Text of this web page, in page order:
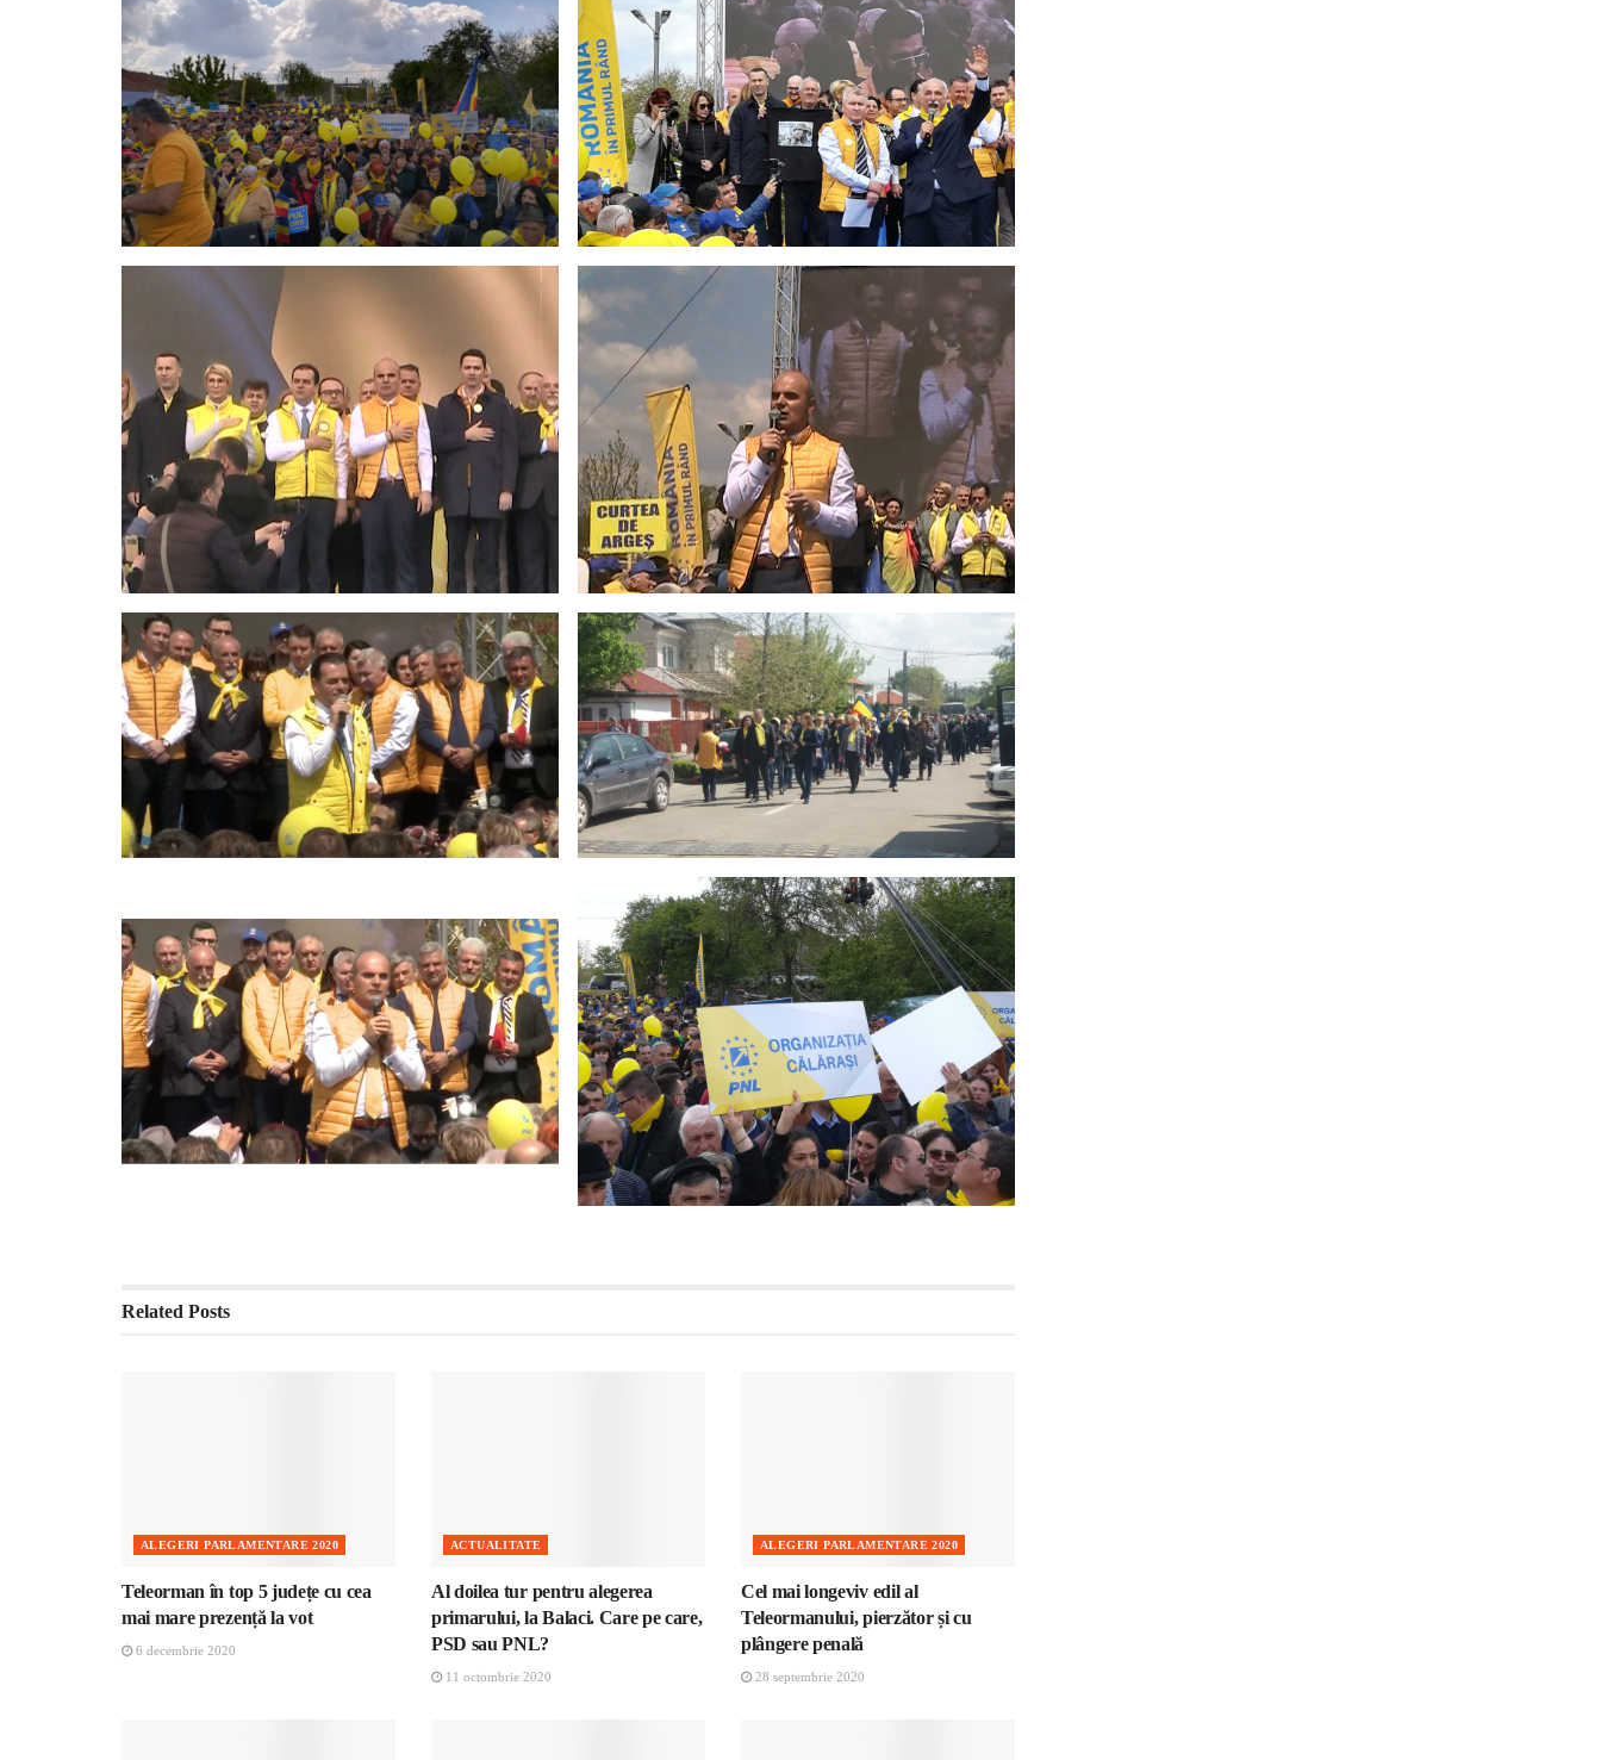
Related Posts
ALEGERI PARLAMENTARE 2020
Teleorman în top 5 județe cu cea
mai mare prezență la vot
6 decembrie 2020
ACTUALITATE
Al doilea tur pentru alegerea
primarului, la Balaci. Care pe care,
PSD sau PNL?
11 octombrie 2020
ALEGERI PARLAMENTARE 2020
Cel mai longeviv edil al
Teleormanului, pierzător și cu
plângere penală
28 septembrie 2020